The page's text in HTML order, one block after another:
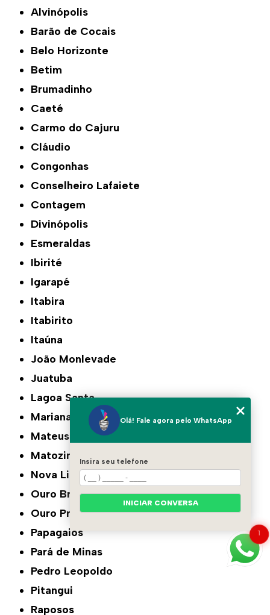
Alvinópolis
Barão de Cocais
Belo Horizonte
Betim
Brumadinho
Caeté
Carmo do Cajuru
Cláudio
Congonhas
Conselheiro Lafaiete
Contagem
Divinópolis
Esmeraldas
Ibirité
Igarapé
Itabira
Itabirito
Itaúna
João Monlevade
Juatuba
Lagoa Santa
Mariana
Mateus Leme
Matozinhos
Nova Lima
Ouro Branco
Ouro Preto
Papagaios
Pará de Minas
Pedro Leopoldo
Pitangui
Raposos
1
Olá! Fale agora pelo WhatsApp
Insira seu telefone
INICIAR CONVERSA